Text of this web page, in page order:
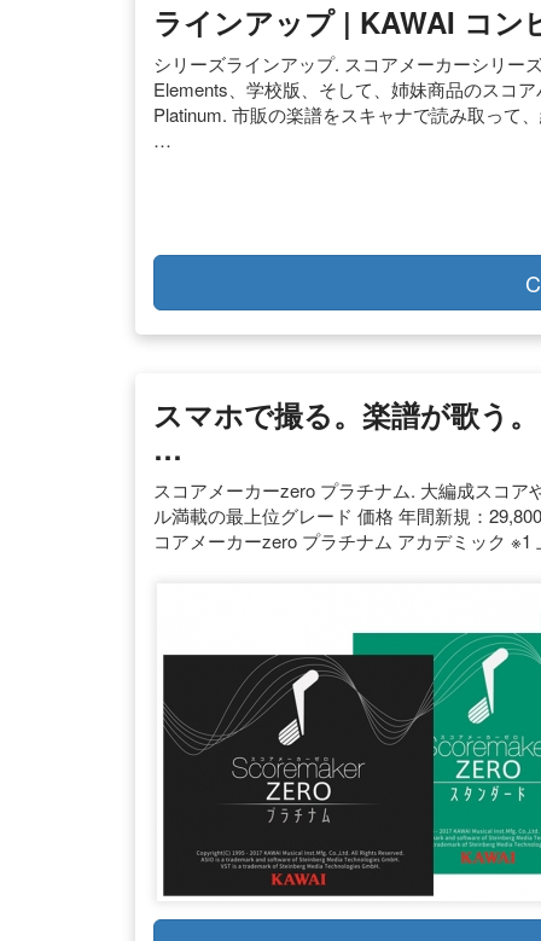
ラインアップ | KAWAI コン
シリーズラインアップ. スコアメーカーシリー
Elements、学校版、そして、姉妹商品のスコ
Platinum. 市販の楽譜をスキャナで読み取って
…
スマホで撮る。楽譜が歌う
…
スコアメーカーzero プラチナム. 大編成スコ
ル満載の最上位グレード 価格 年間新規：
コアメーカーzero プラチナム アカデミック